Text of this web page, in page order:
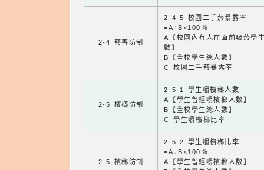
2-4 菸害防制
2-4-5 校園二手菸暴露率
=A÷B×100％
A【校園內有人在面前吸菸學
數】
B【全校學生總人數】
C 校園二手菸暴露率
2-5 檳榔防制
2-5-1 學生嚼檳榔人數
A【學生曾經嚼檳榔人數】
B【全校學生總人數】
C 學生嚼檳榔比率
2-5 檳榔防制
2-5-2 學生嚼檳榔比率
=A÷B×100％
A【學生曾經嚼檳榔人數】